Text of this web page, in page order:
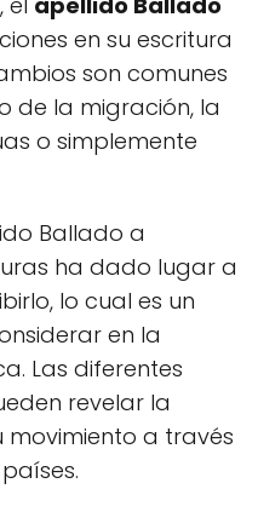
en su escritura
son comunes
de la migración, la
o simplemente
Ballado a
ha dado lugar a
lo cual es un
en la
Las diferentes
revelar la
movimiento a través